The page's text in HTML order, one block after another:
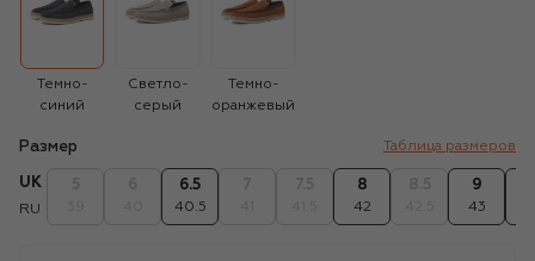
Темно-
синий
Светло-
серый
Темно-
оранжевый
Размер Таблица размеров
UK
RU
6.5
40.5
8
42
9
43